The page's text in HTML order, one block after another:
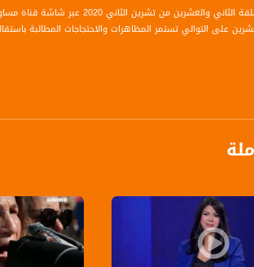
من تشرين الثاني 2020 عبر شاشة قناة مساواة الفضائية تناولت :
على التوالي تستمر المظاهرات والاحتجاجات المطالبة
المظاهرات المطالبة باستقالة نتنياهو ؟
والاحتجاجات أن تؤثر على الخارطة السياسية الإسرائيلية في